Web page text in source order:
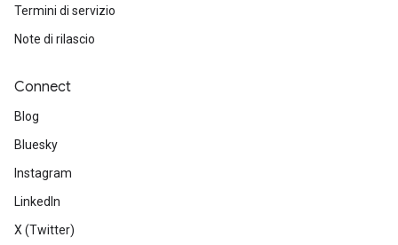
Termini di servizio
Note di rilascio
Connect
Blog
Bluesky
Instagram
LinkedIn
X (Twitter)